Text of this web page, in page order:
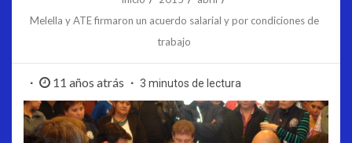
Melella y ATE firmaron un acuerdo salarial y por condiciones de
trabajo
11 años atrás 3 minutos de lectura